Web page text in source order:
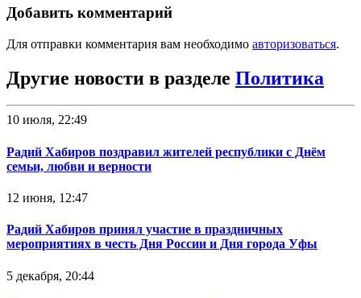
Добавить комментарий
Для отправки комментария вам необходимо авторизоваться.
Другие новости в разделе Политика
10 июля, 22:49
Радий Хабиров поздравил жителей республики с Днём
семьи, любви и верности
12 июня, 12:47
Радий Хабиров принял участие в праздничных
мероприятиях в честь Дня России и Дня города Уфы
5 декабря, 20:44